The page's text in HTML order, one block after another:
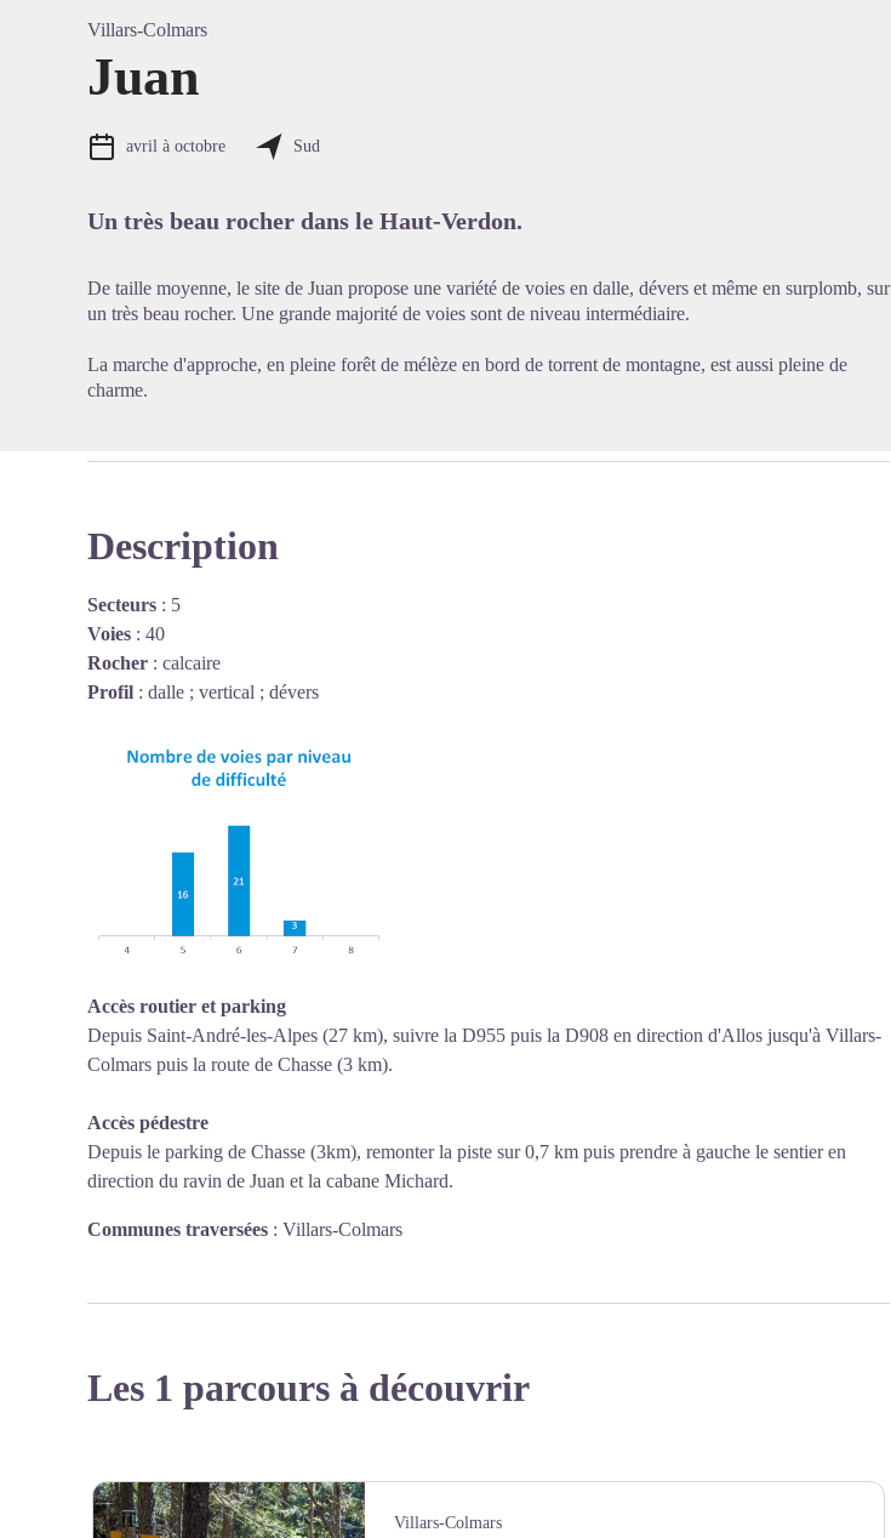
Villars-Colmars
Juan
avril à octobre Sud
Un très beau rocher dans le Haut-Verdon.
De taille moyenne, le site de Juan propose une variété de voies en dalle, dévers et même en surplomb, sur
un très beau rocher. Une grande majorité de voies sont de niveau intermédiaire.
La marche d'approche, en pleine forêt de mélèze en bord de torrent de montagne, est aussi pleine de
charme.
Description
Secteurs : 5
Voies : 40
Rocher : calcaire
Profil : dalle ; vertical ; dévers
Accès routier et parking
Depuis Saint-André-les-Alpes (27 km), suivre la D955 puis la D908 en direction d'Allos jusqu'à Villars-
Colmars puis la route de Chasse (3 km).
Accès pédestre
Depuis le parking de Chasse (3km), remonter la piste sur 0,7 km puis prendre à gauche le sentier en
direction du ravin de Juan et la cabane Michard.
Communes traversées : Villars-Colmars
Les 1 parcours à découvrir
Villars-Colmars